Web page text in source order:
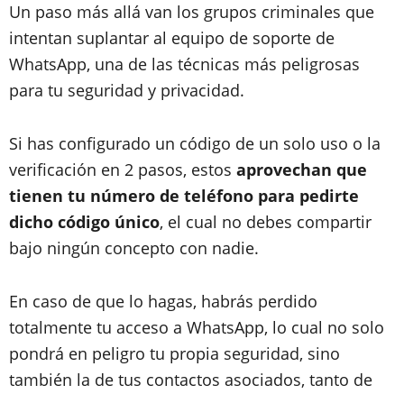
Un paso más allá van los grupos criminales que
intentan suplantar al equipo de soporte de
WhatsApp, una de las técnicas más peligrosas
para tu seguridad y privacidad.
Si has configurado un código de un solo uso o la
verificación en 2 pasos, estos aprovechan que
tienen tu número de teléfono para pedirte
dicho código único, el cual no debes compartir
bajo ningún concepto con nadie.
En caso de que lo hagas, habrás perdido
totalmente tu acceso a WhatsApp, lo cual no solo
pondrá en peligro tu propia seguridad, sino
también la de tus contactos asociados, tanto de